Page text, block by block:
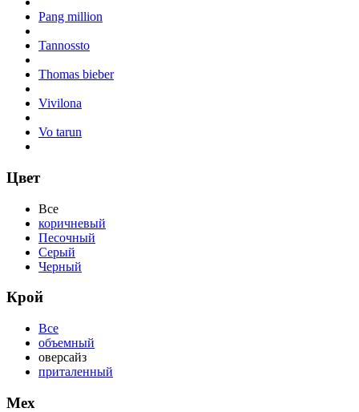
Pang million
Tannossto
Thomas bieber
Vivilona
Vo tarun
Цвет
Все
коричневый
Песочный
Серый
Черный
Крой
Все
объемный
оверсайз
приталенный
Мех